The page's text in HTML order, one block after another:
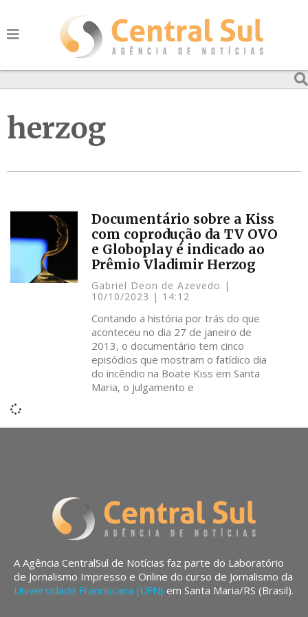
herzog
Documentário sobre a Kiss
com coprodução da TV OVO
e Globoplay é indicado ao
Prêmio Vladimir Herzog
Gabriel Deon de Azevedo
10/10/2023
14:12
Contando a história por trás do que
aconteceu no dia 27 de janeiro de
2013, o documentário tem cinco
episódios que mostram o fatídico dia
do incêndio na Boate Kiss em Santa
Maria, o julgamento e
A Agência CentralSul de Notícias faz parte do Laboratório
de Jornalismo Impresso e Online do curso de Jornalismo da
Universidade Franciscana (UFN) em Santa Maria/RS (Brasil).